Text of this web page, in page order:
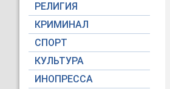
РЕЛИГИЯ
КРИМИНАЛ
СПОРТ
КУЛЬТУРА
ИНОПРЕССА